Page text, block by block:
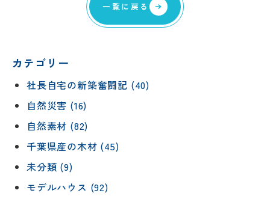
一覧に戻る
カテゴリー
社長自宅の新築奮闘記 (40)
自然災害 (16)
自然素材 (82)
千葉県産の木材 (45)
未分類 (9)
モデルハウス (92)